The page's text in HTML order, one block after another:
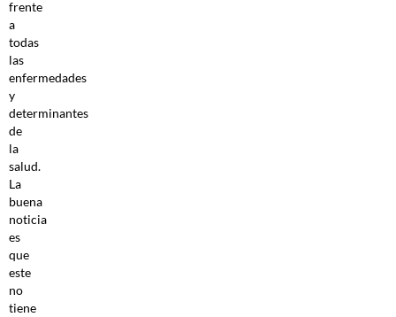
frente
a
todas
las
enfermedades
y
determinantes
de
la
salud.
La
buena
noticia
es
que
este
no
tiene